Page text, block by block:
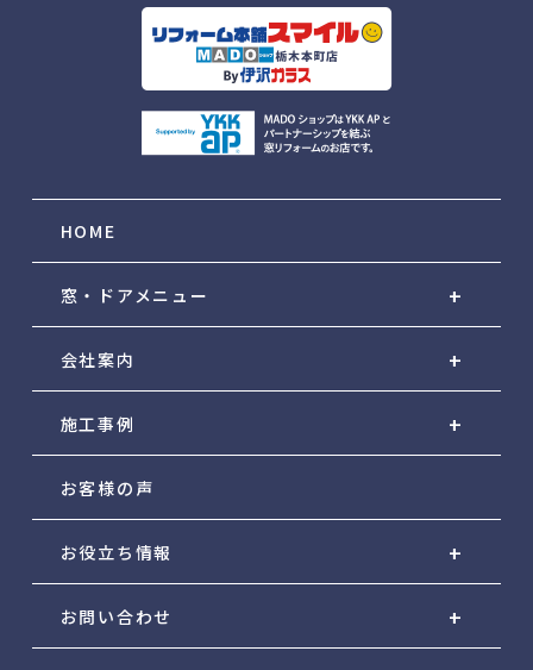
HOME
窓・ドアメニュー
会社案内
施工事例
お客様の声
お役立ち情報
お問い合わせ